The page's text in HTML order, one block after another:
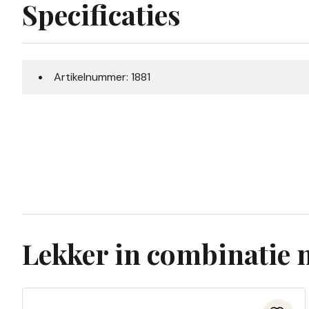
Specificaties
Artikelnummer: 1881
Lekker in combinatie